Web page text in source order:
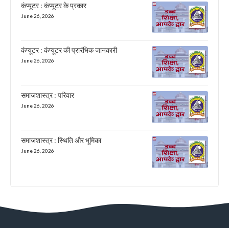
कंप्यूटर : कंप्यूटर के प्रकार
June 26, 2026
कंप्यूटर : कंप्यूटर की प्रारंभिक जानकारी
June 26, 2026
समाजशास्त्र : परिवार
June 26, 2026
समाजशास्त्र : स्थिति और भूमिका
June 26, 2026